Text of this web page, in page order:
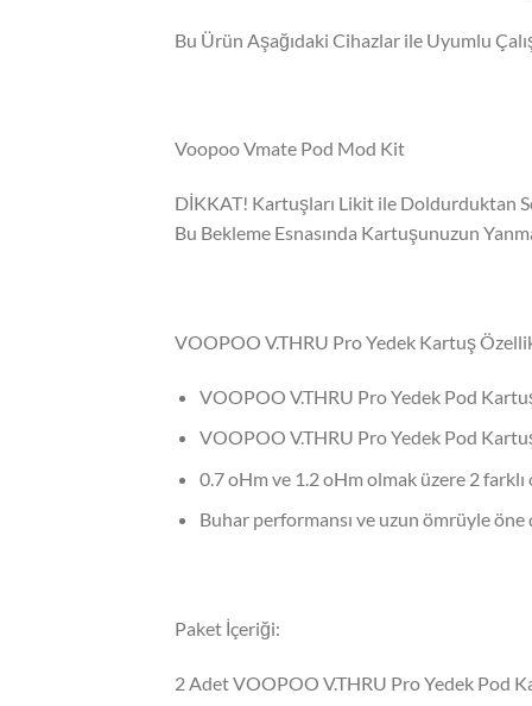
Bu Ürün Aşağıdaki Cihazlar ile Uyumlu
Voopoo Vmate Pod Mod Kit
DİKKAT! Kartuşları Likit ile Doldurduktan
Bu Bekleme Esnasında Kartuşunuzun
VOOPOO V.THRU Pro Yedek Kartuş
VOOPOO V.THRU Pro Yedek Pod
VOOPOO V.THRU Pro Yedek Pod
0.7 oHm ve 1.2 oHm olmak üzere 2
Buhar performansı ve uzun ömrüyle
Paket İçeriği:
2 Adet VOOPOO V.THRU Pro Yedek Pod